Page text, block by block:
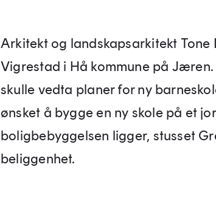
Arkitekt og landskapsarkitekt
Vigrestad i Hå kommune på
skulle vedta planer for ny
ønsket å bygge en ny skole på et
boligbebyggelsen ligger, stusset
beliggenhet.